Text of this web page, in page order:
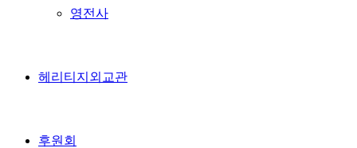
영전사
헤리티지외교관
후원회